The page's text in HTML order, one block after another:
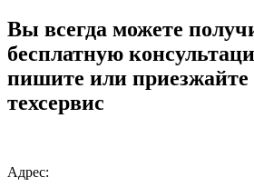
Вы всегда можете
бесплатную
пишите или
техсервис
Адрес: